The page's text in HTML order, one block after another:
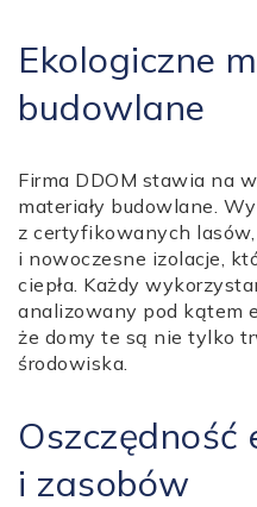
Ekologiczne
budowlane
Firma DDOM stawia na
materiały budowlane.
z certyfikowanych
i nowoczesne izolacje,
ciepła. Każdy
analizowany pod kątem
że domy te są nie tylko
środowiska.
Oszczędność
i zasobów